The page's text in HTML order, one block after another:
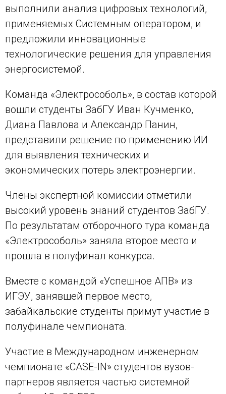
выполнили анализ цифровых технологий,
применяемых Системным оператором, и
предложили инновационные
технологические решения для управления
энергосистемой.
Команда «Электрособоль», в состав которой
вошли студенты ЗабГУ Иван Кучменко,
Диана Павлова и Александр Панин,
представили решение по применению ИИ
для выявления технических и
экономических потерь электроэнергии.
Члены экспертной комиссии отметили
высокий уровень знаний студентов ЗабГУ.
По результатам отборочного тура команда
«Электрособоль» заняла второе место и
прошла в полуфинал конкурса.
Вместе с командой «Успешное АПВ» из
ИГЭУ, занявшей первое место,
забайкальские студенты примут участие в
полуфинале чемпионата.
Участие в Международном инженерном
чемпионате «CASE-IN» студентов вузов-
партнеров является частью системной